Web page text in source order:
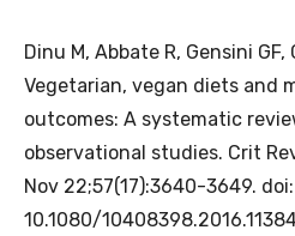
Dinu M, Abbate R, Gensini GF,
Vegetarian, vegan diets and
outcomes: A systematic
observational studies. Crit
Nov 22;57(17):3640-3649. doi:
10.1080/